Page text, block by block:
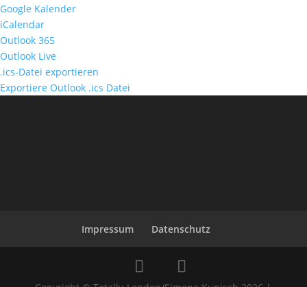
Google Kalender
iCalendar
Outlook 365
Outlook Live
.ics-Datei exportieren
Exportiere Outlook .ics Datei
Impressum Datenschutz